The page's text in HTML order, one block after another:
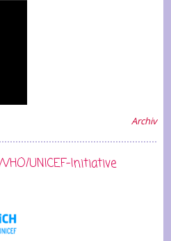
Archiv
UNICEF-Initiative